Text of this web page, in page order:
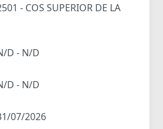
- COS SUPERIOR DE LA
D - N/D
D - N/D
07/2026